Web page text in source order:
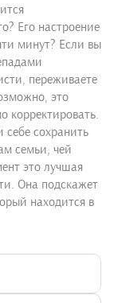
Его настроение
минут? Если вы
переживаете
это
корректировать.
себе сохранить
семьи, чей
это лучшая
Она подскажет
находится в